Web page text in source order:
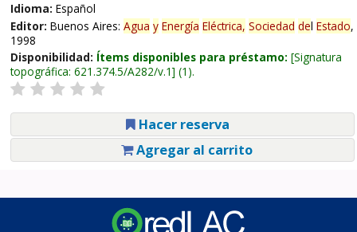
Idioma: Español
Editor: Buenos Aires: Agua y Energía Eléctrica, Sociedad del Estado,
1998
Disponibilidad: Ítems disponibles para préstamo: Signatura
topográfica: 621.374.5/A282/v.1 (1).
Hacer reserva
Agregar al carrito